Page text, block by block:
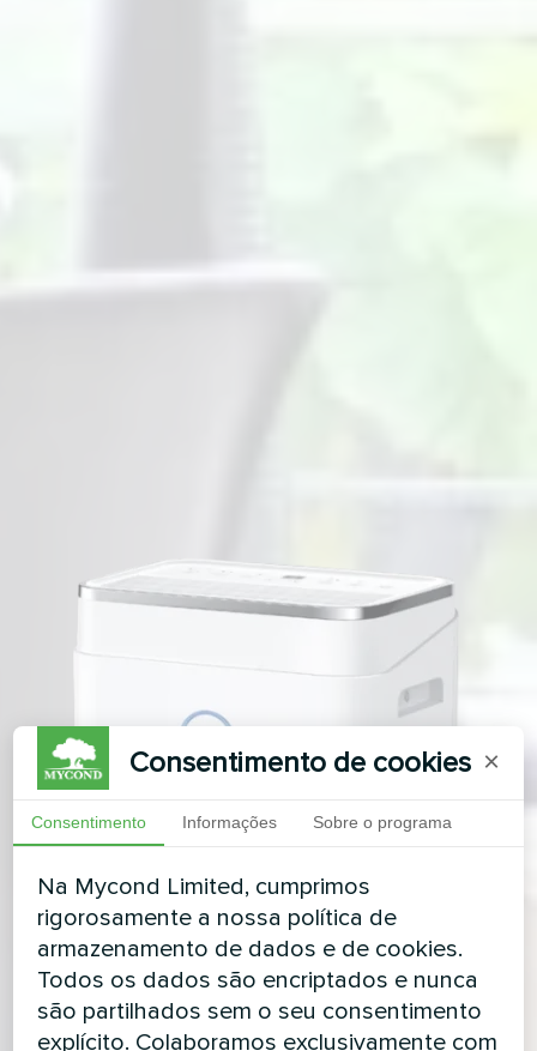
Consentimento de cookies ×
Consentimento Informações Sobre o programa
Na Mycond Limited, cumprimos
rigorosamente a nossa política de
armazenamento de dados e de cookies.
Todos os dados são encriptados e nunca
são partilhados sem o seu consentimento
explícito. Colaboramos exclusivamente com